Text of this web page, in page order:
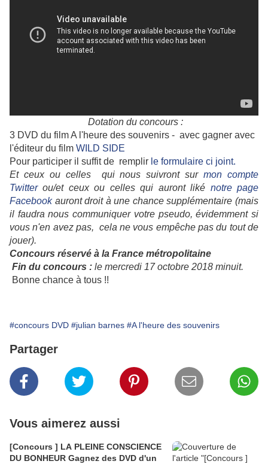
Dotation du concours :
3 DVD du film A l'heure des souvenirs - avec gagner avec
l'éditeur du film WILD SIDE
Pour participer il suffit de remplir le formulaire ci joint.
Et ceux ou celles qui nous suivront surmon compte
Twitterou/et ceux ou celles qui auront liké notre page
Facebookauront droit à une chance supplémentaire (mais
il faudra nous communiquer votre pseudo, évidemment si
vous n'en avez pas, cela ne vous empêche pas du tout de
jouer).
Concours réservé à la France métropolitaine
Fin du concours : le mercredi 17 octobre 2018 minuit.
Bonne chance à tous !!
#concours DVD #julian barnes #A l'heure des souvenirs
Partager
Vous aimerez aussi
[Concours ] LA PLEINE CONSCIENCE
DU BONHEUR Gagnez des DVD d'un